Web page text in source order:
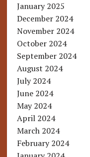
January 2025
December 2024
November 2024
October 2024
September 2024
August 2024
July 2024
June 2024
May 2024
April 2024
March 2024
February 2024